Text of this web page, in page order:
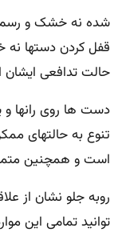
شده نه خشک و
قفل کردن دستها
حالت تدافعی
دست ها روی رانها
تنوع به حالتهای
است و همچنین
روبه جلو نشان از
توانید تمامی این